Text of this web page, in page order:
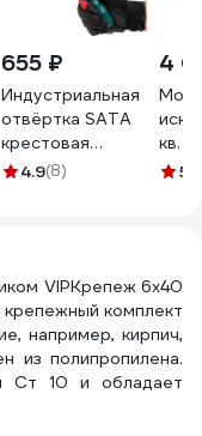
655 ₽
Индустриальная
отвёртка SATA
крестовая
PH2x300мм.
4.9(8)
4
кв.
5
VIPКрепеж 6х40
комплект
например, кирпич,
из полипропилена.
Ст 10 и обладает